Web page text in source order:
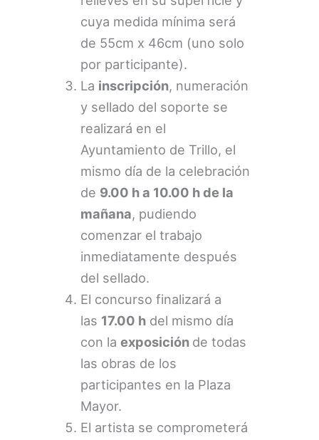
cuya medida mínima será
de 55cm x 46cm (uno solo
por participante).
La inscripción, numeración
y sellado del soporte se
realizará en el
Ayuntamiento de Trillo, el
mismo día de la celebración
de 9.00 h a 10.00 h de la
mañana, pudiendo
comenzar el trabajo
inmediatamente después
del sellado.
El concurso finalizará a
las 17.00 hdel mismo día
con la exposición de todas
las obras de los
participantes en la Plaza
Mayor.
El artista se comprometerá